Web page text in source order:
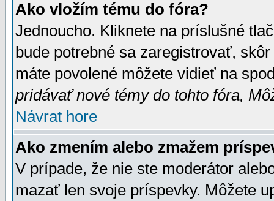
Ako vložím tému do fóra?
Jednoucho. Kliknete na príslušné
bude potrebné sa zaregistrovať,
máte povolené môžete vidieť na
pridávať nové témy do tohto fóra,
Návrat hore
Ako zmením alebo zmažem
V prípade, že nie ste moderátor
mazať len svoje príspevky. Môžete